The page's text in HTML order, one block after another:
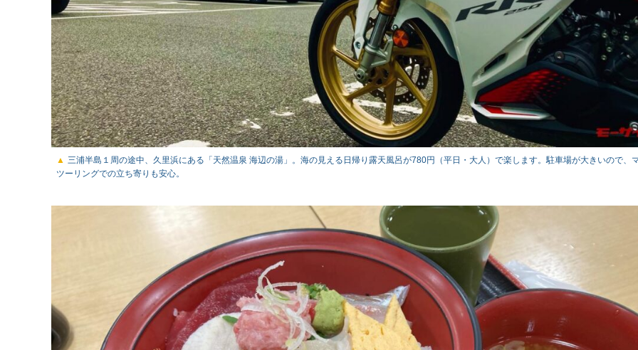
三浦半島１周の途中、久里浜にある「天然温泉 海辺の湯」。海の見える日帰り露天風呂が780円（平日・大人）で楽します。駐車場が大きいので、
ツーリングでの立ち寄りも安心。